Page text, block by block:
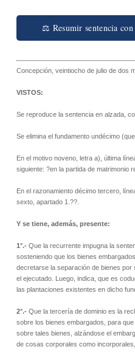
⚖ Resumir sentencia
Concepción, veintiocho de julio de dos
VISTOS:
Se reproduce la sentencia en alzada,
Se elimina el fundamento undécimo
En el motivo noveno, letra a), última
siguiente: ?en la partida de matrimonio
En el razonamiento décimo tercero,
sexto, apartado 1.??.
Y se tiene, además, presente:
1°.- Que la recurrente impugna la
sosteniendo que los bienes
decretarse la separación de bienes
el ejecutado. Luego, indica, que es
las plantaciones existentes en dicho
2°.- Que la tercería de dominio es la
sobre los bienes embargados, para
sobre tales bienes, alzándose el
de cosas corporales como